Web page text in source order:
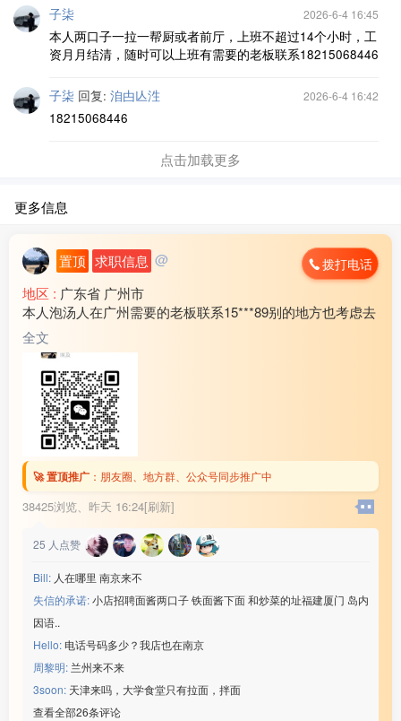
子柒 2026-6-4 16:45
本人两口子一拉一帮厨或者前厅，上班不超过14个小时，工
资月月结清，随时可以上班有需要的老板联系18215068446
子柒 回复: 洎甴亾泩 2026-6-4 16:42
18215068446
点击加载更多
更多信息
置顶 求职信息 @ 拨打电话
地区 : 广东省 广州市
本人泡汤人在广州需要的老板联系15***89别的地方也考虑去
全文
🚀 置顶推广 ： 朋友圈、地方群、公众号同步推广中
38425浏览、 昨天 16:24[刷新]
25 人点赞
Bill: 人在哪里 南京来不
失信的承诺:小店招聘面酱两口子 铁面酱下面 和炒菜的址福建厦门 岛内
因语..
Hello: 电话号码多少？我店也在南京
周黎明: 兰州来不来
3soon: 天津来吗，大学食堂只有拉面，拌面
查看全部26条评论